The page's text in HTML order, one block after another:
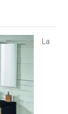
La